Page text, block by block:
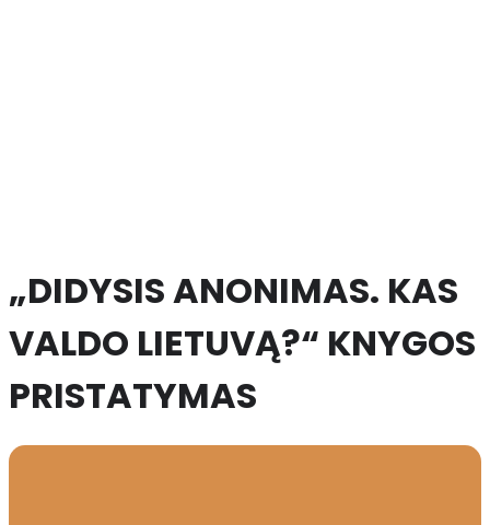
„DIDYSIS ANONIMAS. KAS
VALDO LIETUVĄ?“ KNYGOS
PRISTATYMAS